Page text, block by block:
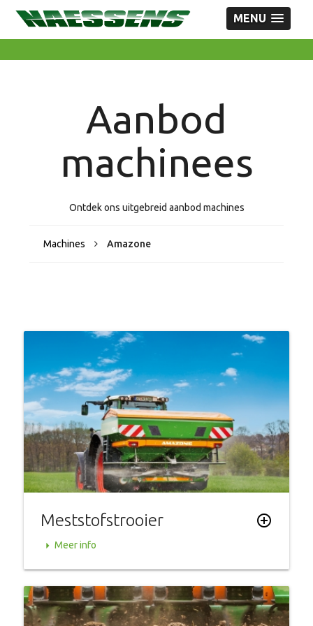
MENU
Aanbod
machinees
Ontdek ons uitgebreid aanbod machines
Machines Amazone
Meststofstrooier add_circle_outline
arrow_rightMeer info